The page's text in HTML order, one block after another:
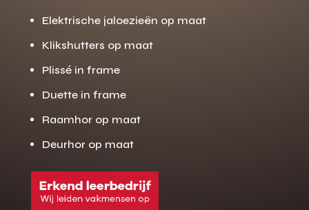
Elektrische jaloezieën op maat
Klikshutters op maat
Plissé in frame
Duette in frame
Raamhor op maat
Deurhor op maat